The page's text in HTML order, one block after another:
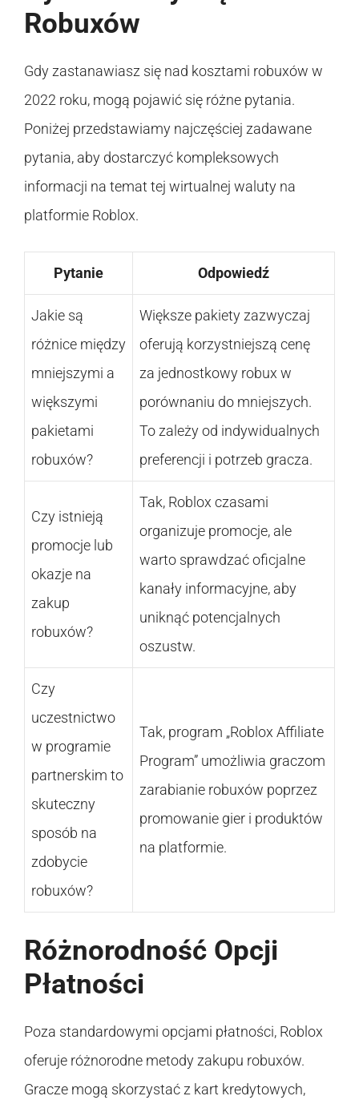
Robuxów
Gdy zastanawiasz się nad kosztami robuxów w
2022 roku, mogą pojawić się różne pytania.
Poniżej przedstawiamy najczęściej zadawane
pytania, aby dostarczyć kompleksowych
informacji na temat tej wirtualnej waluty na
platformie Roblox.
Pytanie Odpowiedź
Jakie są
różnice między
mniejszymi a
większymi
pakietami
robuxów?
Większe pakiety zazwyczaj
oferują korzystniejszą cenę
za jednostkowy robux w
porównaniu do mniejszych.
To zależy od indywidualnych
preferencji i potrzeb gracza.
Czy istnieją
promocje lub
okazje na
zakup
robuxów?
Tak, Roblox czasami
organizuje promocje, ale
warto sprawdzać oficjalne
kanały informacyjne, aby
uniknąć potencjalnych
oszustw.
Czy
uczestnictwo
w programie
partnerskim to
skuteczny
sposób na
zdobycie
robuxów?
Tak, program „Roblox Affiliate
Program” umożliwia graczom
zarabianie robuxów poprzez
promowanie gier i produktów
na platformie.
Różnorodność Opcji
Płatności
Poza standardowymi opcjami płatności, Roblox
oferuje różnorodne metody zakupu robuxów.
Gracze mogą skorzystać z kart kredytowych,